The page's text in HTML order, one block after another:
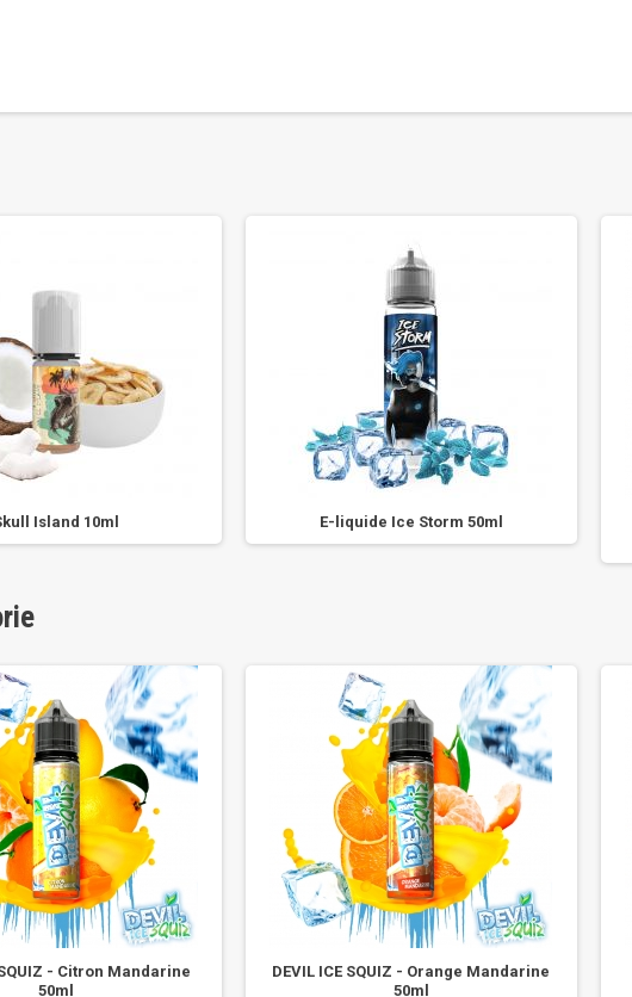
Island 10ml E-liquide Ice Storm 50ml
SQUIZ - Citron Mandarine
50ml
DEVIL ICE SQUIZ - Orange Mandarine
50ml